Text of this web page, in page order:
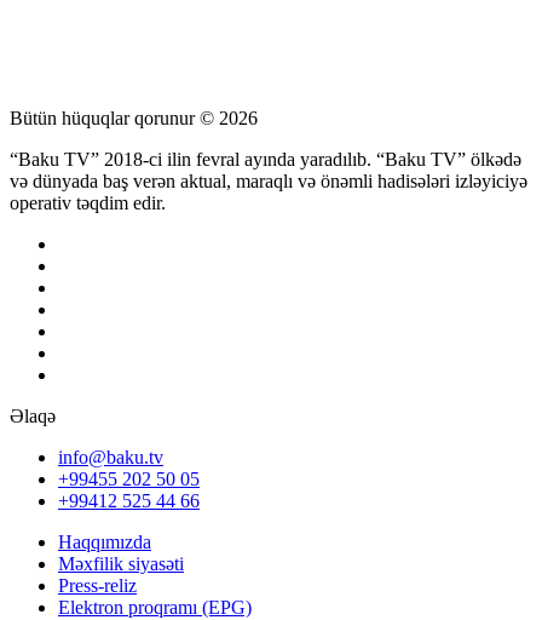
Bütün hüquqlar qorunur © 2026
“Baku TV” 2018-ci ilin fevral ayında yaradılıb. “Baku TV” ölkədə
və dünyada baş verən aktual, maraqlı və önəmli hadisələri izləyiciyə
operativ təqdim edir.
Əlaqə
info@baku.tv
+99455 202 50 05
+99412 525 44 66
Haqqımızda
Məxfilik siyasəti
Press-reliz
Elektron proqramı (EPG)